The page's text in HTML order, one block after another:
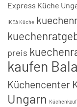
Express Küche
IKEA Küche
preis
kaufen
Küchencenter
Ungarn